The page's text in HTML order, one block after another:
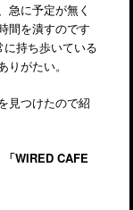
急に予定が無く
間を潰すのです
持ち歩いている
りがたい。
見つけたので紹
「WIRED CAFE